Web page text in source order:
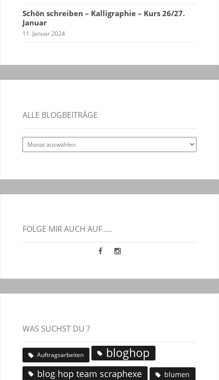
Schön schreiben – Kalligraphie – Kurs 26/27.
Januar
11. Januar 2024
ALLE BLOGBEITRÄGE
Alle
Blogbeiträge
FOLGE MIR AUCH AUF ....
WAS SUCHST DU ?
Auftragsarbeiten bloghop
blog hop team scraphexe blumen